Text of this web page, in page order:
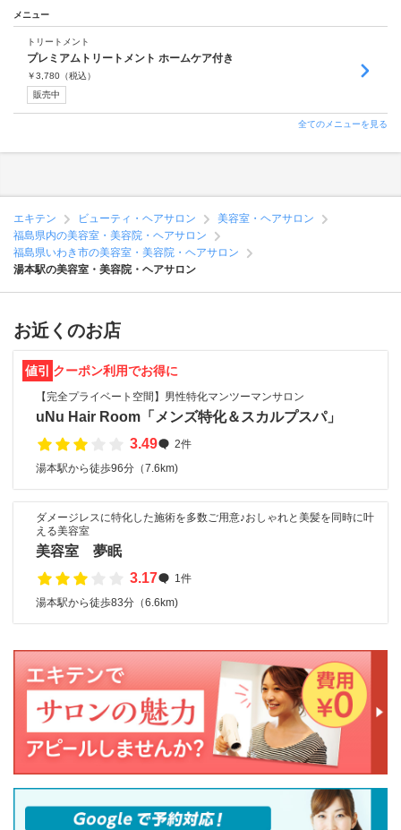
メニュー
トリートメント
プレミアムトリートメント ホームケア付き
￥3,780 （税込）
販売中
全てのメニューを見る
エキテン ビューティ・ヘアサロン
美容室・ヘアサロン
福島県内の美容室・美容院・ヘアサロン
福島県いわき市の美容室・美容院・ヘアサロン
湯本駅の美容室・美容院・ヘアサロン
お近くのお店
値引 クーポン利用でお得に
【完全プライベート空間】男性特化マンツーマンサロン
uNu Hair Room「メンズ特化＆スカルプスパ」
3.49
2件
湯本駅から徒歩96分（7.6km)
ダメージレスに特化した施術を多数ご用意♪おしゃれと美髪を同時に叶
える美容室
美容室 夢眠
3.17
1件
湯本駅から徒歩83分（6.6km)